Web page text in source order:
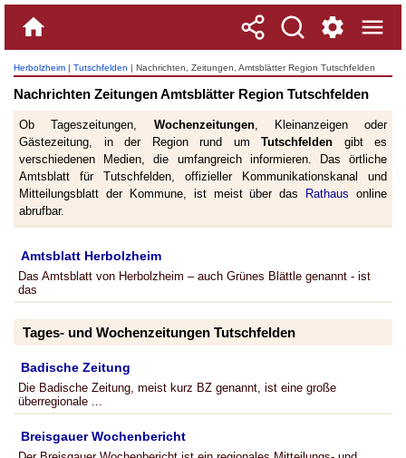
Herbolzheim | Tutschfelden | Nachrichten, Zeitungen, Amtsblätter Region Tutschfelden
Nachrichten Zeitungen Amtsblätter Region Tutschfelden
Ob Tageszeitungen, Wochenzeitungen, Kleinanzeigen oder
Gästezeitung, in der Region rund um Tutschfelden gibt es
verschiedenen Medien, die umfangreich informieren. Das örtliche
Amtsblatt für Tutschfelden, offizieller Kommunikationskanal und
Mitteilungsblatt der Kommune, ist meist über das
Rathaus online
abrufbar.
Amtsblatt Herbolzheim
Das Amtsblatt von Herbolzheim – auch Grünes Blättle genannt - ist
das
Tages- und Wochenzeitungen Tutschfelden
Badische Zeitung
Die Badische Zeitung, meist kurz BZ genannt, ist eine große
überregionale ...
Breisgauer Wochenbericht